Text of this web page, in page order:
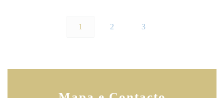
1 2 3